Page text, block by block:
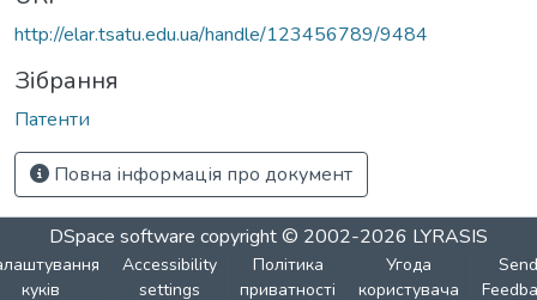
http://elar.tsatu.edu.ua/handle/123456789/9484
Зібрання
Патенти
Повна інформація про документ
DSpace software copyright © 2002-2026 LYRASIS
куків
Accessibility
settings
Політика
приватності
Угода
користувача
Send